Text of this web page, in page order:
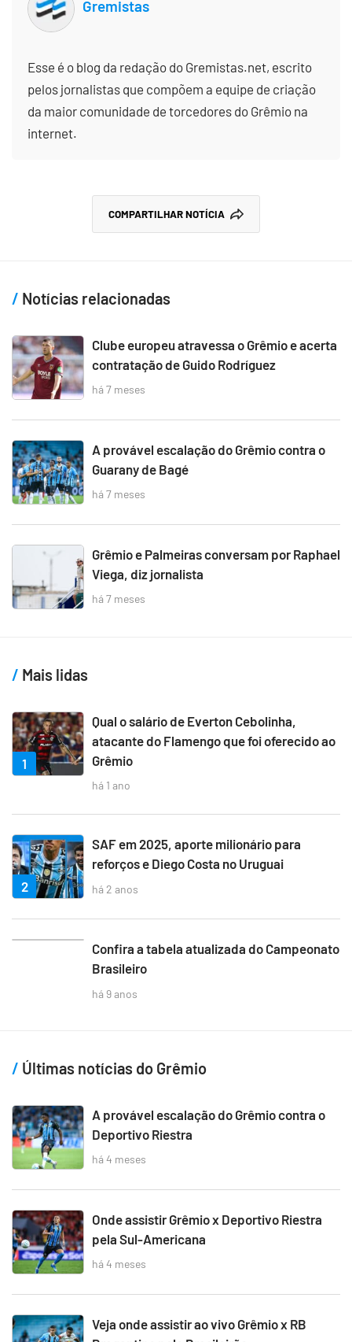
Gremistas
Esse é o blog da redação do Gremistas.net, escrito
pelos jornalistas que compõem a equipe de criação
da maior comunidade de torcedores do Grêmio na
internet.
COMPARTILHAR NOTÍCIA
Notícias relacionadas
Clube europeu atravessa o Grêmio e acerta
contratação de Guido Rodríguez
há 7 meses
A provável escalação do Grêmio contra o
Guarany de Bagé
há 7 meses
Grêmio e Palmeiras conversam por Raphael
Viega, diz jornalista
há 7 meses
Mais lidas
1
Qual o salário de Everton Cebolinha,
atacante do Flamengo que foi oferecido ao
Grêmio
há 1 ano
2
SAF em 2025, aporte milionário para
reforços e Diego Costa no Uruguai
há 2 anos
Confira a tabela atualizada do Campeonato
Brasileiro
há 9 anos
Últimas notícias do Grêmio
A provável escalação do Grêmio contra o
Deportivo Riestra
há 4 meses
Onde assistir Grêmio x Deportivo Riestra
pela Sul-Americana
há 4 meses
Veja onde assistir ao vivo Grêmio x RB